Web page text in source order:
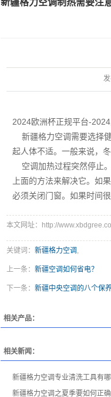
新疆格力空调制热需要注
2024欧洲杯正规平台-
新疆格力空调需要选择
起人体不适。一般来说，
空调加热过程突然停止
上面的方法来解决它。如
必须关闭门窗。如果时间
本文网址：http://
关键词： 新疆格力空调 ,
上一条： 新疆空调如何省电？
下一条： 新疆中央空调的八个保
相关产品：
相关新闻：
新疆格力空调专业清洗工具有
新疆格力空调之夏季要如何正